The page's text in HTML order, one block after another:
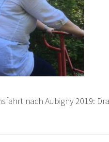
nach Aubigny 2019: